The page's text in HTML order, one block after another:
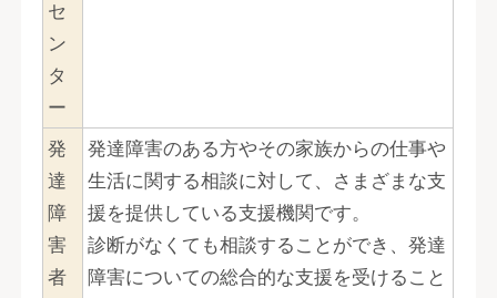
セ
ン
タ
ー
発
達
障
害
者
発達障害のある方やその家族からの仕事や
生活に関する相談に対して、さまざまな支
援を提供している支援機関です。
診断がなくても相談することができ、発達
障害についての総合的な支援を受けること